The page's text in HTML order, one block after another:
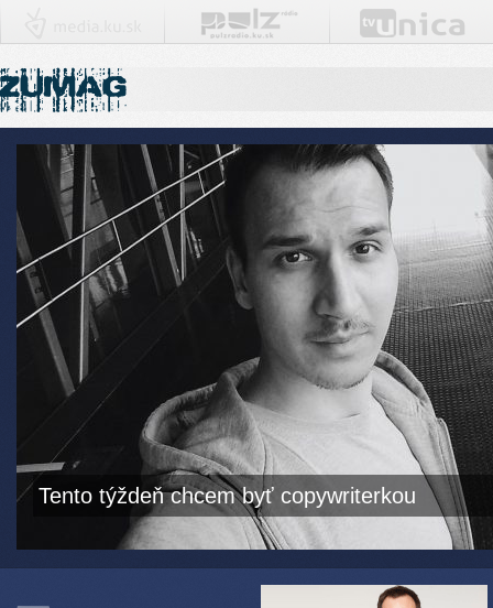
Tento týždeň chcem byť copywriterkou